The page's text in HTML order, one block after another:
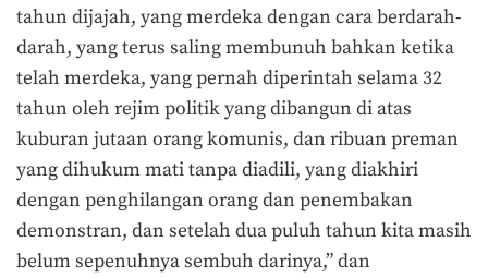
tahun dijajah, yang merdeka dengan cara berdarah-
darah, yang terus saling membunuh bahkan ketika
telah merdeka, yang pernah diperintah selama 32
tahun oleh rejim politik yang dibangun di atas
kuburan jutaan orang komunis, dan ribuan preman
yang dihukum mati tanpa diadili, yang diakhiri
dengan penghilangan orang dan penembakan
demonstran, dan setelah dua puluh tahun kita masih
belum sepenuhnya sembuh darinya,” dan